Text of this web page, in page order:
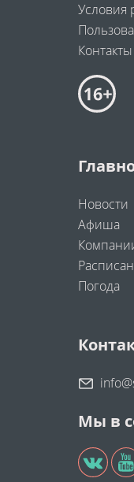
Условия
Контакты
Новости
Афиша
Погода
Мы в